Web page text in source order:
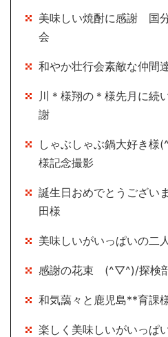
美味しい焼酎に感謝 国
会
和やか壮行会素敵な仲
川＊様翔の＊様先月に続
謝
しゃぶしゃぶ鍋大好き様
様記念撮影
誕生日おめでとうござい
田様
美味しいがいっぱいの二
感謝の花束 (^▽^)/探検
和気藹々と鹿児島**育
楽しく美味しいがいっ